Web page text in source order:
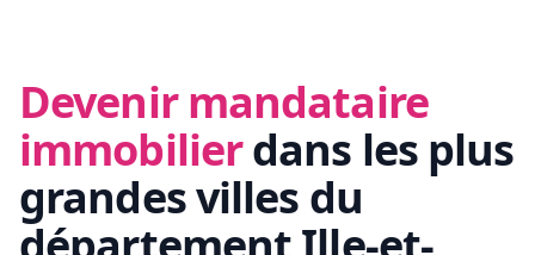
Devenir mandataire
immobilierdans les plus
grandes villes du